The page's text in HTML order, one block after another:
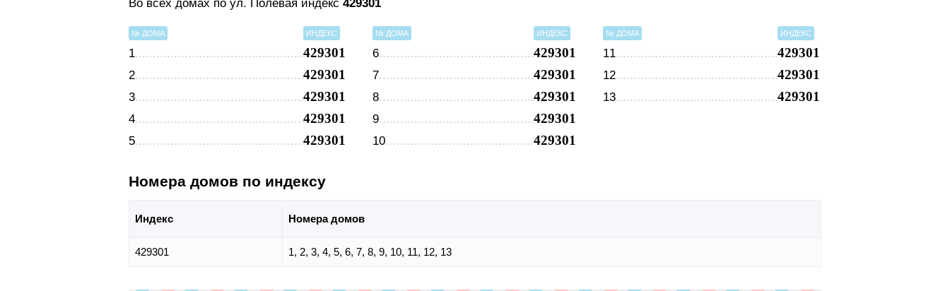
Во всех домах по ул. Полевая индекс 429301
№ ДОМА ИНДЕКС
1 429301
2 429301
3 429301
4 429301
5 429301
№ ДОМА ИНДЕКС
6 429301
7 429301
8 429301
9 429301
10 429301
№ ДОМА ИНДЕКС
11 429301
12 429301
13 429301
Номера домов по индексу
Индекс Номера домов
429301 1, 2, 3, 4, 5, 6, 7, 8, 9, 10, 11, 12, 13